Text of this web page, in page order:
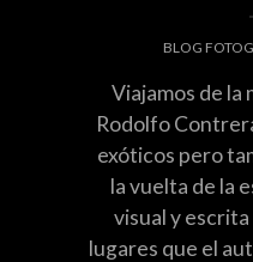
BLOG
Viajamos de
Rodolfo
exóticos pero
la vuelta de la
visual y
lugares que el